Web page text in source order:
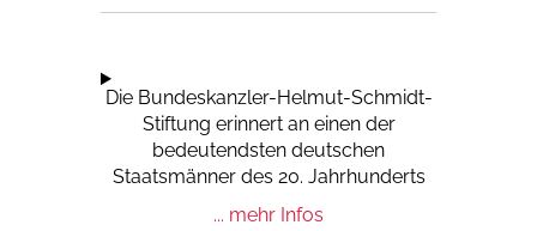
Die Bundeskanzler-Helmut-Schmidt-
Stiftung erinnert an einen der
bedeutendsten deutschen
Staatsmänner des 20. Jahrhunderts
und befasst sich als
... mehr Infos